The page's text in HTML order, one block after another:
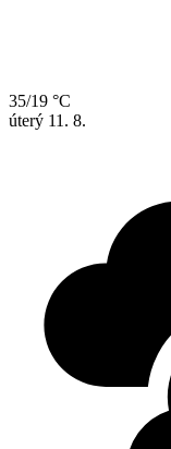
35/19 °C
úterý 11. 8.